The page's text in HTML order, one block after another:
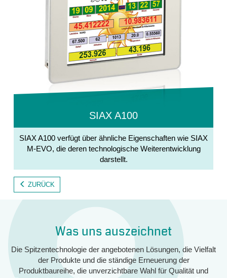
SIAX A100
SIAX A100 verfügt über ähnliche Eigenschaften wie SIAX
M-EVO, die deren technologische Weiterentwicklung
darstellt.
ZURÜCK
Was uns auszeichnet
Die Spitzentechnologie der angebotenen Lösungen, die Vielfalt
der Produkte und die ständige Erneuerung der
Produktbaureihe, die unverzichtbare Wahl für Qualität und